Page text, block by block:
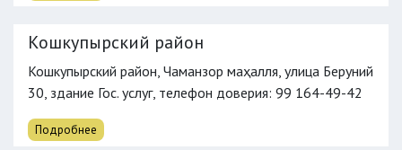
Кошкупырский район
Кошкупырский район, Чаманзор маҳалля, улица Беруний
30, здание Гос. услуг, телефон доверия: 99 164-49-42
Подробнее